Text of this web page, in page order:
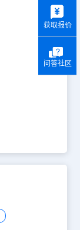
获取报价
问答社区